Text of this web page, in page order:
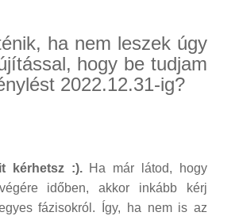
ha nem leszek úgy
hogy be tudjam
2022.12.31-ig?
kérhetsz :).Ha már látod, hogy
időben, akkor inkább kérj
fázisokról. Így, ha nem is az